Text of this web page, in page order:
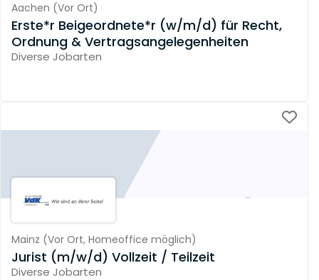
Aachen (Vor Ort)
Erste*r Beigeordnete*r (w/m/d) für Recht,
Ordnung & Vertragsangelegenheiten
Diverse Jobarten
Mainz (Vor Ort, Homeoffice möglich)
Jurist (m/w/d) Vollzeit / Teilzeit
Diverse Jobarten